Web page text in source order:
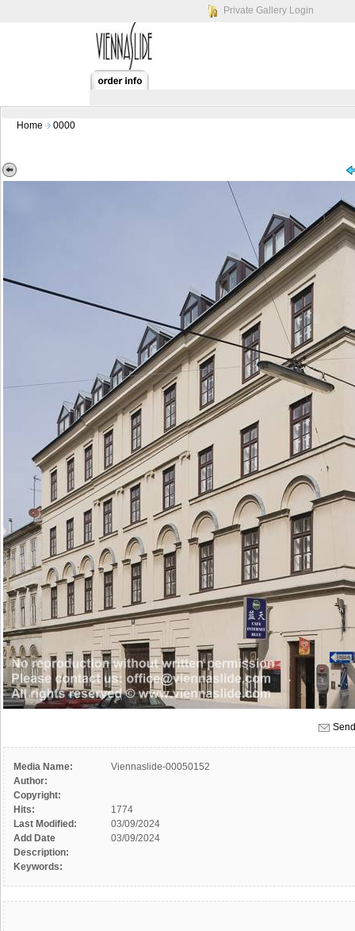
Private Gallery Login
Home 0000
Media Name:
Viennaslide-00050152
Author:
Copyright:
Hits:
1774
Last Modified:
03/09/2024
Add Date
03/09/2024
Description:
Keywords: